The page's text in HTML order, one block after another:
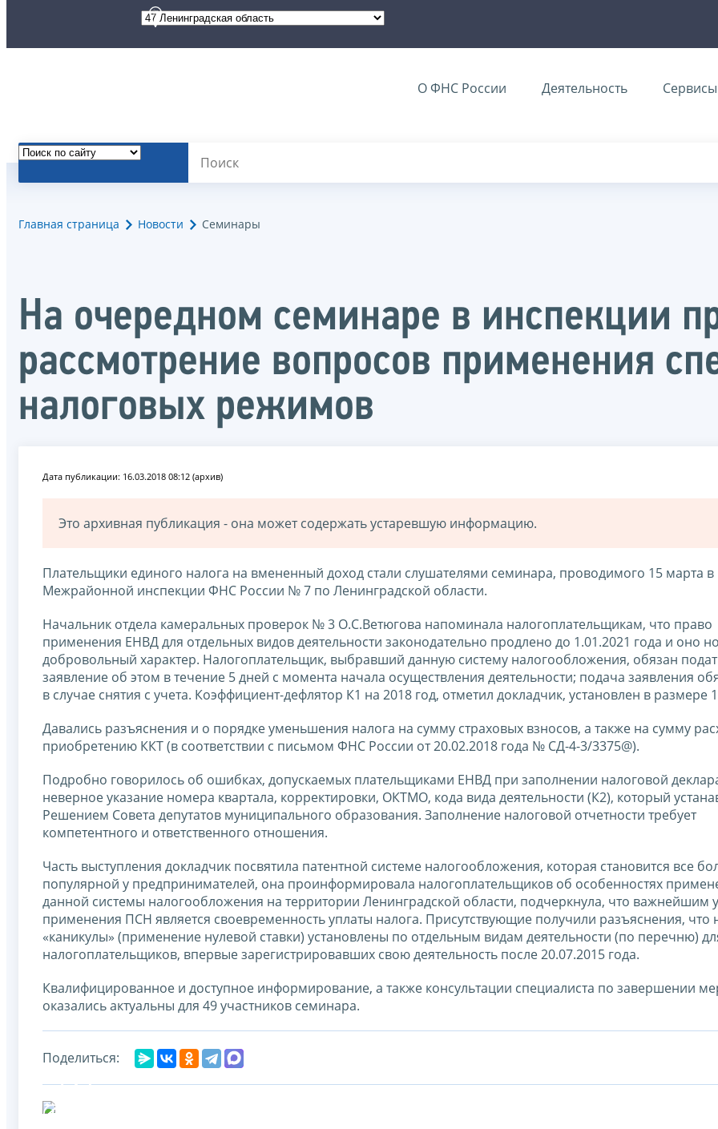
О ФНС России Деятельность Сервисы
Главная страница Новости Семинары
На очередном семинаре в инспекции
рассмотрение вопросов применения
налоговых режимов
Дата публикации: 16.03.2018 08:12 (архив)
Это архивная публикация - она может содержать устаревшую информацию.
Плательщики единого налога на вмененный доход стали слушателями семинара, проводимого 15 марта в
Межрайонной инспекции ФНС России № 7 по Ленинградской области.
Начальник отдела камеральных проверок № 3 О.С.Ветюгова напоминала налогоплательщикам, что право
применения ЕНВД для отдельных видов деятельности законодательно продлено до 1.01.2021 года и оно
добровольный характер. Налогоплательщик, выбравший данную систему налогообложения, обязан
заявление об этом в течение 5 дней с момента начала осуществления деятельности; подача заявления
в случае снятия с учета. Коэффициент-дефлятор К1 на 2018 год, отметил докладчик, установлен в размере
Давались разъяснения и о порядке уменьшения налога на сумму страховых взносов, а также на сумму
приобретению ККТ (в соответствии с письмом ФНС России от 20.02.2018 года № СД-4-3/3375@).
Подробно говорилось об ошибках, допускаемых плательщиками ЕНВД при заполнении налоговой
неверное указание номера квартала, корректировки, ОКТМО, кода вида деятельности (К2), который
Решением Совета депутатов муниципального образования. Заполнение налоговой отчетности требует
компетентного и ответственного отношения.
Часть выступления докладчик посвятила патентной системе налогообложения, которая становится все
популярной у предпринимателей, она проинформировала налогоплательщиков об особенностях
данной системы налогообложения на территории Ленинградской области, подчеркнула, что важнейшим
применения ПСН является своевременность уплаты налога. Присутствующие получили разъяснения, что
«каникулы» (применение нулевой ставки) установлены по отдельным видам деятельности (по перечню)
налогоплательщиков, впервые зарегистрировавших свою деятельность после 20.07.2015 года.
Квалифицированное и доступное информирование, а также консультации специалиста по завершении
оказались актуальны для 49 участников семинара.
Поделиться: